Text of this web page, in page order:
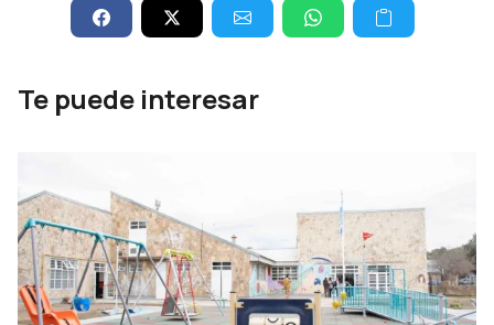
Te puede interesar